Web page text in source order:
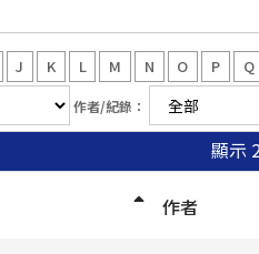
J K L M N O P Q
作者/紀錄：
顯示
作者